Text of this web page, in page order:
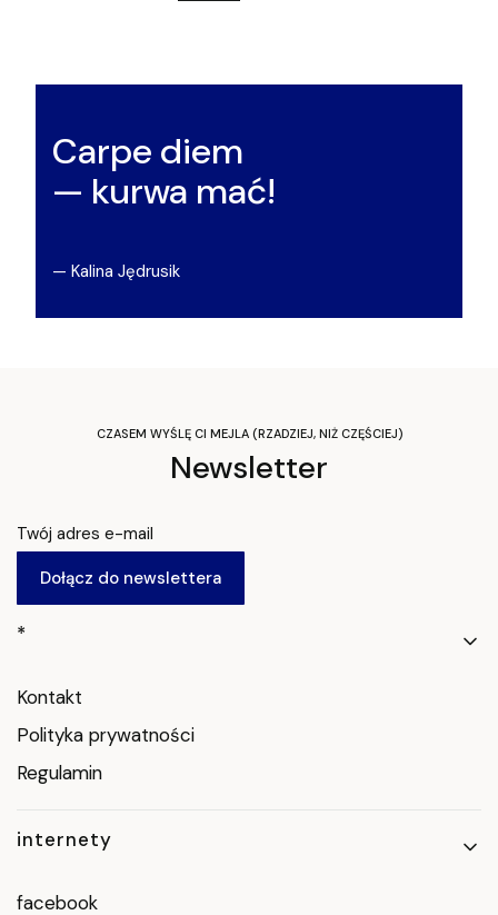
Carpe diem
— kurwa mać!
— Kalina Jędrusik
CZASEM WYŚLĘ CI MEJLA (RZADZIEJ, NIŻ CZĘŚCIEJ)
Newsletter
Twój adres e-mail
Dołącz do newslettera
Linki w stopce
*
Kontakt
Polityka prywatności
Regulamin
internety
facebook